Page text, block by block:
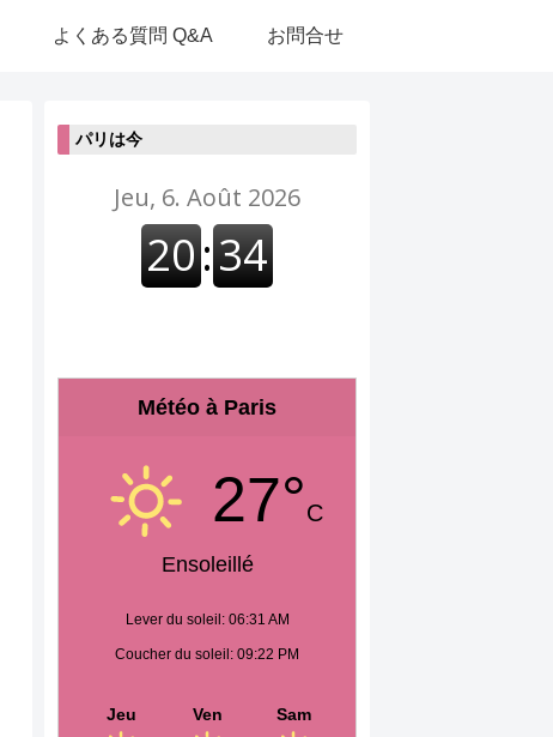
よくある質問 Q&A お問合せ
パリは今
Météo à Paris
27°C
Ensoleillé
Lever du soleil: 06:31 AM
Coucher du soleil: 09:22 PM
Jeu Ven Sam